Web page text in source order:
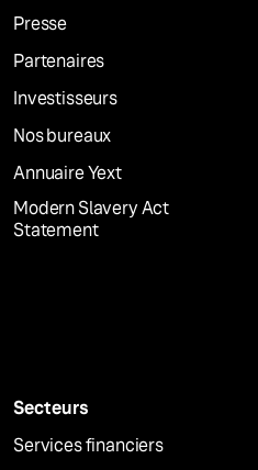
Presse
Partenaires
Investisseurs
Nos bureaux
Annuaire Yext
Modern Slavery Act
Statement
Secteurs
Services financiers